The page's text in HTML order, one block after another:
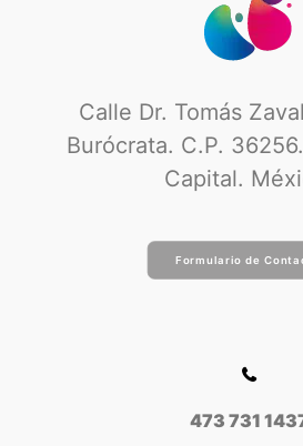
Calle Dr. Tomás
Burócrata. C.P.
Capital.
Formulario de
473 731